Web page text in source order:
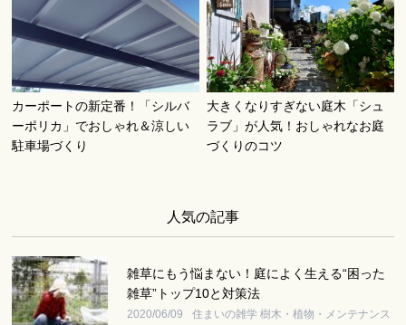
カーポートの新定番！「シルバ
ーポリカ」でおしゃれ＆涼しい
駐車場づくり
大きくなりすぎない庭木「シュ
ラブ」が人気！おしゃれなお庭
づくりのコツ
人気の記事
雑草にもう悩まない！庭によく生える“困った
雑草”トップ10と対策法
2020/06/09 住まいの雑学 樹木・植物・メンテナンス